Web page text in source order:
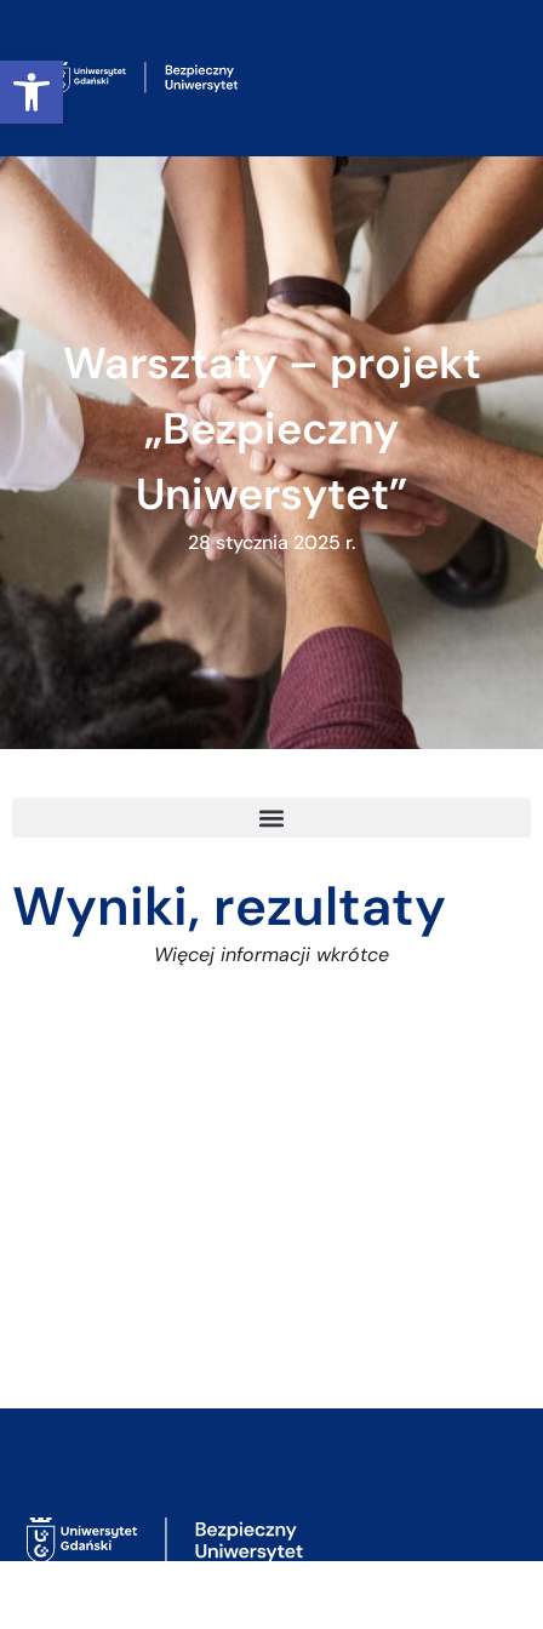
Otwórz pasek narzędzi
Warsztaty – projekt
„Bezpieczny
Uniwersytet”
28 stycznia 2025 r.
Wyniki, rezultaty
Więcej informacji wkrótce